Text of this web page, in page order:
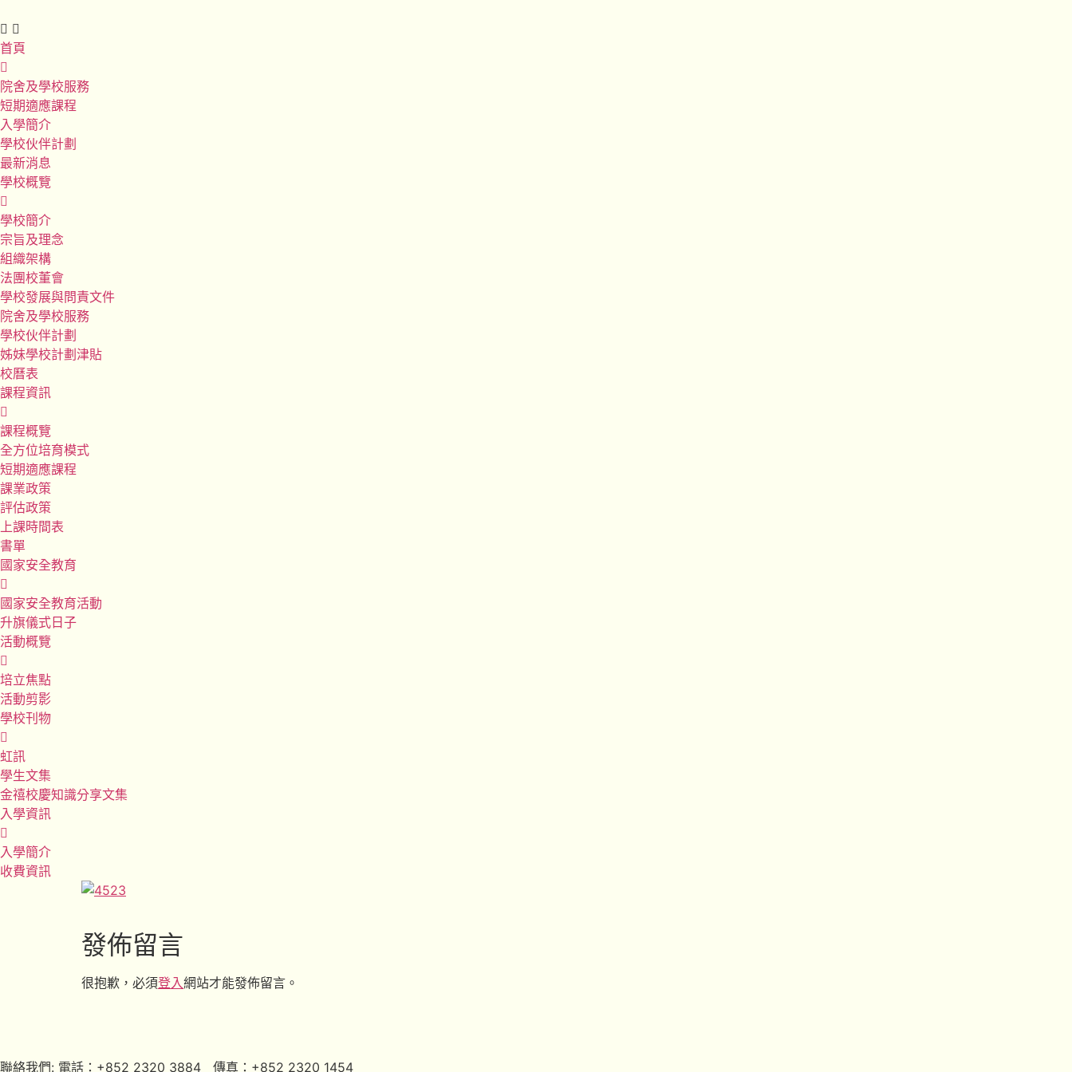
首頁
院舍及學校服務
短期適應課程
入學簡介
學校伙伴計劃
最新消息
學校概覽
學校簡介
宗旨及理念
組織架構
法團校董會
學校發展與問責文件
院舍及學校服務
學校伙伴計劃
姊妹學校計劃津貼
校曆表
課程資訊
課程概覽
全方位培育模式
短期適應課程
課業政策
評估政策
上課時間表
書單
國家安全教育
國家安全教育活動
升旗儀式日子
活動概覽
培立焦點
活動剪影
學校刊物
虹訊
學生文集
金禧校慶知識分享文集
入學資訊
入學簡介
收費資訊
發佈留言
很抱歉，必須登入網站才能發佈留言。
聯絡我們: 電話：+852 2320 3884 傳真：+852 2320 1454